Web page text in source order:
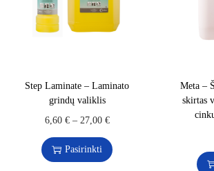
Step Laminate – Laminato
grindų valiklis
6,60 €– 27,00 €
Pasirinkti
Meta –
skirtas